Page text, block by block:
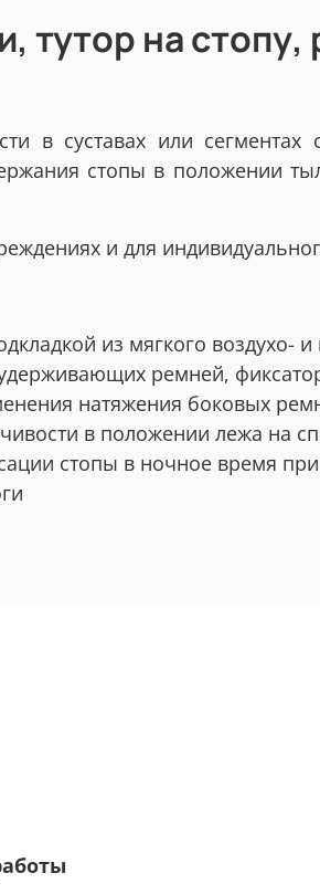
тутор на стопу,
в суставах или
стопы в положении
и для
из мягкого воздухо-
ремней,
натяжения боковых
в положении лежа на
стопы в ночное время